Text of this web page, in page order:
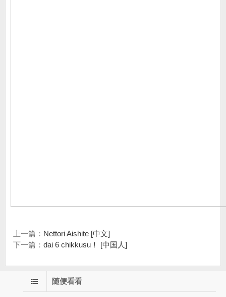
上一篇： Nettori Aishite [中文]
下一篇： dai 6 chikkusu！ [中国人]
随便看看